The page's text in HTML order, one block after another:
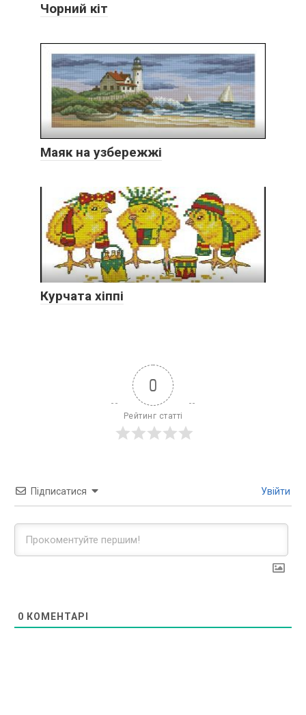
Чорний кіт
Маяк на узбережжі
Курчата хіппі
0
Рейтинг статті
Підписатися Увійти
0 КОМЕНТАРІ